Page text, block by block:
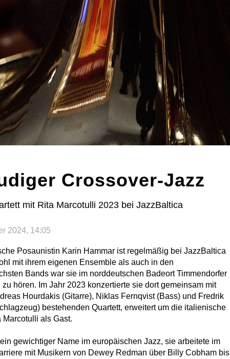
Crossover-Jazz
mit Rita Marcotulli 2023 bei JazzBaltica
2024, 14:05
Posaunistin Karin Hammar ist regelmäßig bei JazzBaltica
mit ihrem eigenen Ensemble als auch in den
Bands war sie im norddeutschen Badeort Timmendorfer
zu hören. Im Jahr 2023 konzertierte sie dort gemeinsam mit
Hourdakis (Gitarre), Niklas Fernqvist (Bass) und Fredrik
bestehenden Quartett, erweitert um die italienische
Marcotulli als Gast.
gewichtiger Name im europäischen Jazz, sie arbeitete im
mit Musikern von Dewey Redman über Billy Cobham bis